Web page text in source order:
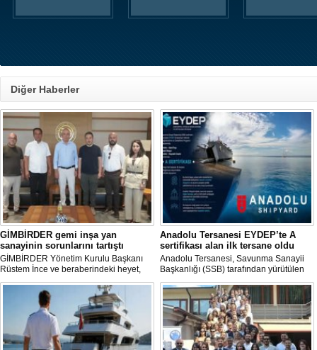
Diğer Haberler
GİMBİRDER gemi inşa yan
sanayinin sorunlarını tartıştı
GİMBİRDER Yönetim Kurulu Başkanı
Rüstem İnce ve beraberindeki heyet,
YTSO Başkanı Cemil Demiryürek’i
ziyaret etti. Görüşmede tersane taşeron
firmalarının yaşadığı sektörel sorunlar
ile vergi uygulamalarındaki
mağduriyetler ele alındı.
Anadolu Tersanesi EYDEP’te A
sertifikası alan ilk tersane oldu
Anadolu Tersanesi, Savunma Sanayii
Başkanlığı (SSB) tarafından yürütülen
Endüstriyel Yetkinlik Değerlendirme ve
Destekleme Programı
(EYDEP)kapsamında, A Sertifikası
almaya hak kazanan ilk tersane oldu.